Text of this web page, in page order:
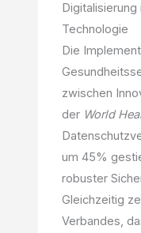
Technologie
Die
zwischen
der World
um 45%
robuster
Gleichzeitig
Verbandes,